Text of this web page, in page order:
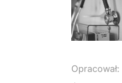
Opracował: